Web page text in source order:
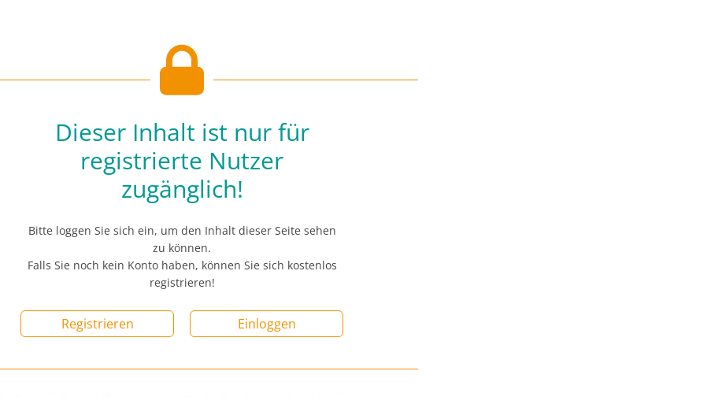
Dieser Inhalt ist nur für
registrierte Nutzer
zugänglich!
Bitte loggen Sie sich ein, um den Inhalt dieser Seite sehen
zu können.
Falls Sie noch kein Konto haben, können Sie sich kostenlos
registrieren!
Registrieren Einloggen